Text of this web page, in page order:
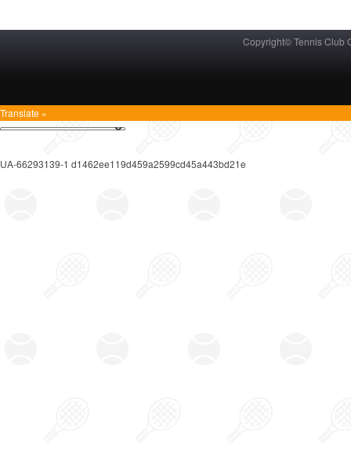
Copyright© Tennis Club
Translate »
UA-66293139-1 d1462ee119d459a2599cd45a443bd21e